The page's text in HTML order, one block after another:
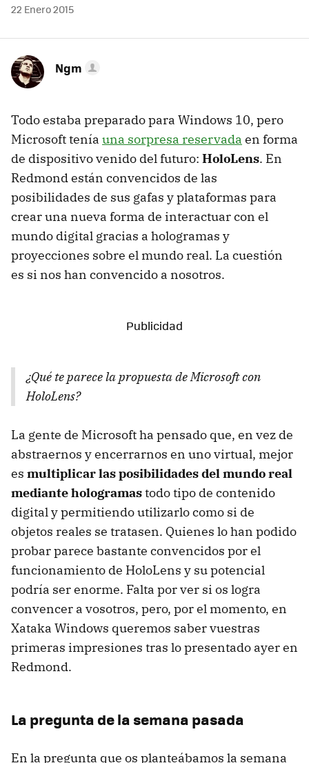
22 Enero 2015
Ngm
Todo estaba preparado para Windows 10, pero
Microsoft tenía una sorpresa reservada en forma
de dispositivo venido del futuro: HoloLens. En
Redmond están convencidos de las
posibilidades de sus gafas y plataformas para
crear una nueva forma de interactuar con el
mundo digital gracias a hologramas y
proyecciones sobre el mundo real. La cuestión
es si nos han convencido a nosotros.
¿Qué te parece la propuesta de Microsoft con
HoloLens?
La gente de Microsoft ha pensado que, en vez de
abstraernos y encerrarnos en uno virtual, mejor
es multiplicar las posibilidades del mundo real
mediante hologramastodo tipo de contenido
digital y permitiendo utilizarlo como si de
objetos reales se tratasen. Quienes lo han podido
probar parece bastante convencidos por el
funcionamiento de HoloLens y su potencial
podría ser enorme. Falta por ver si os logra
convencer a vosotros, pero, por el momento, en
Xataka Windows queremos saber vuestras
primeras impresiones tras lo presentado ayer en
Redmond.
La pregunta de la semana pasada
En la pregunta que os planteábamos la semana